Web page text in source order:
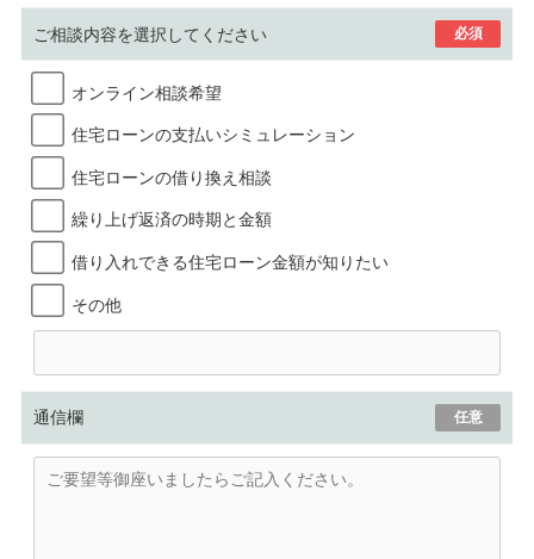
ご相談内容を選択してください 必須
オンライン相談希望
住宅ローンの支払いシミュレーション
住宅ローンの借り換え相談
繰り上げ返済の時期と金額
借り入れできる住宅ローン金額が知りたい
その他
通信欄 任意